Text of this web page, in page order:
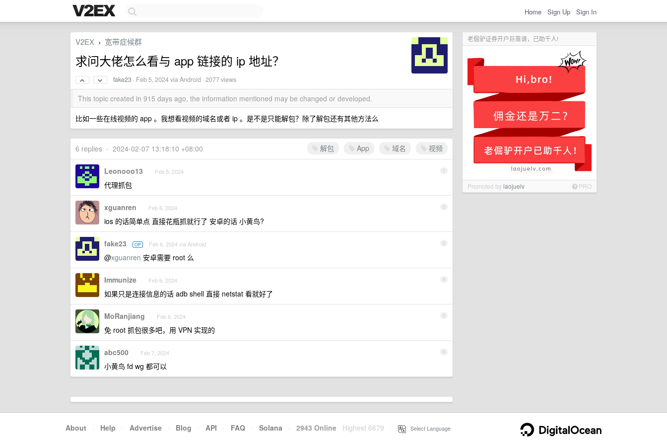
Home Sign Up Sign In
老倔驴证券开户巨靠谱，已助千人!
Promoted bylaojuelv PRO
V2EX › 宽带症候群
求问大佬怎么看与 app 链接的 ip 地址？
fake23 · Feb 5, 2024via Android · 2077 views
This topic created in 915 days ago, the information mentioned may be changed or developed.
比如一些在线视频的 app 。我想看视频的域名或者 ip 。是不是只能解包？除了解包还有其他方法么
解包 App 域名 视频
6 replies • 2024-02-07 13:18:10 +08:00
1
Leonooo13 Feb 5, 2024
代理抓包
2
xguanren Feb 6, 2024
ios 的话简单点 直接花瓶抓就行了 安卓的话 小黄鸟?
3
fake23 OP Feb 6, 2024 via Android
@xguanren 安卓需要 root 么
4
Immunize Feb 6, 2024
如果只是连接信息的话 adb shell 直接 netstat 看就好了
5
MoRanjiang Feb 6, 2024
免 root 抓包很多吧，用 VPN 实现的
6
abc500 Feb 7, 2024
小黄鸟 fd wg 都可以
About · Help · Advertise · Blog · API · FAQ · Solana · 2943 Online Highest 6679 Select Language